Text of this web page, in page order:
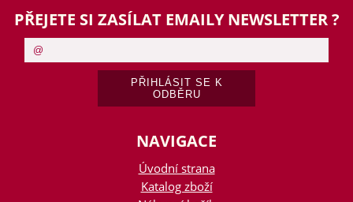
PŘEJETE SI ZASÍLAT EMAILY NEWSLETTER ?
NAVIGACE
Úvodní strana
Katalog zboží